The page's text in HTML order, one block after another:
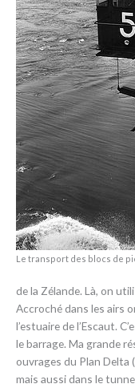
Le transport des blocs de
de la Zélande. Là, on
Accroché dans les airs
l’estuaire de l’Escaut.
le barrage. Ma grande
ouvrages du Plan Delta
mais aussi dans le